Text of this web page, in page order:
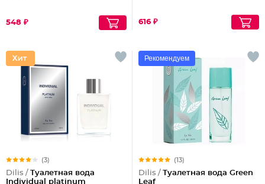
548 ₽ 616 ₽
(3)
Dilis / Туалетная вода
Individual platinum
Рекомендуем
(13)
Dilis / Туалетная вода Green
Leaf